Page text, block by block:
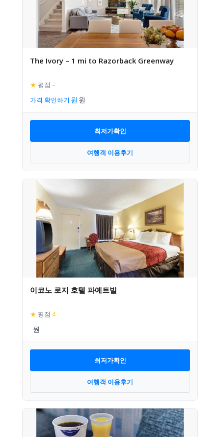
The Ivory – 1 mi to Razorback Greenway
★ 평점 –
가격 확인하기
최저가확인
여행객 이용후기
이코노 로지 호텔 파예트빌
★ 평점 4
최저가확인
여행객 이용후기